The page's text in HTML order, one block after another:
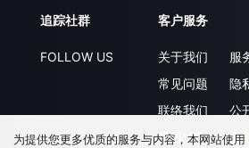
追踪社群
FOLLOW US
客户服务
关于我们
常见问题
联络我们
升级VIP
服
隐
公
合
为提供您更多优质的服务与内容，本网站使